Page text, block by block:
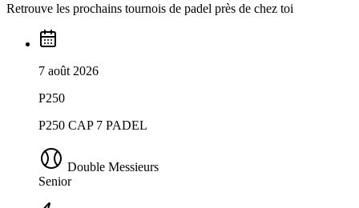
Retrouve les prochains tournois de padel près de chez toi
7 août 2026
P250
P250 CAP 7 PADEL
Double Messieurs
Senior